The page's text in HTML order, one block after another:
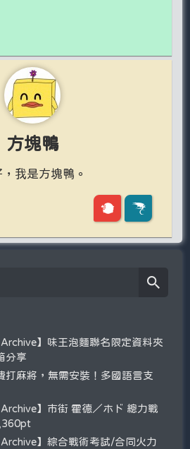
方塊鴨
我是方塊鴨。
Archive】味王泡麵聯名限定資料夾
分享
打麻將，無需安裝！多國語言支
Archive】市街 霍德／ホド 總力戰
Archive】綜合戰術考試/合同火力